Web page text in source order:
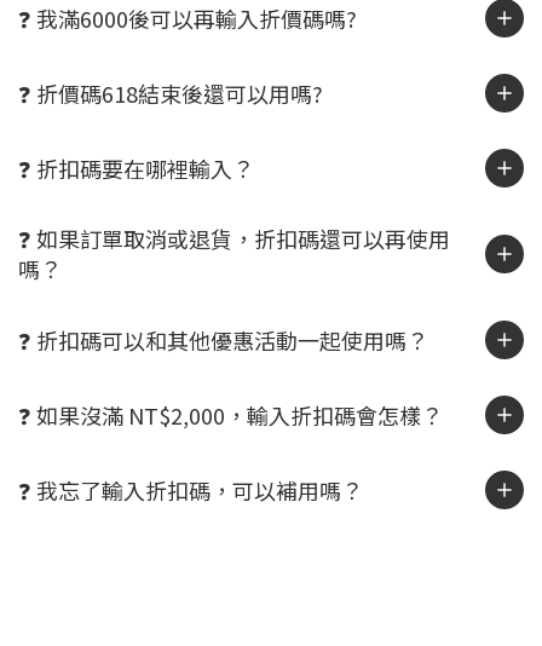
❓ 我滿6000後可以再輸入折價碼嗎?
❓ 折價碼618結束後還可以用嗎?
❓ 折扣碼要在哪裡輸入？
❓ 如果訂單取消或退貨，折扣碼還可以再使用
嗎？
❓ 折扣碼可以和其他優惠活動一起使用嗎？
❓ 如果沒滿 NT$2,000，輸入折扣碼會怎樣？
❓ 我忘了輸入折扣碼，可以補用嗎？